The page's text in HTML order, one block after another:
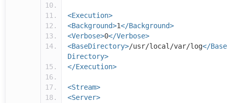
<Execution>
<Background>1</Background>
<Verbose>0</Verbose>
<BaseDirectory>/usr/local/var/log</Base
Directory>
</Execution>
<Stream>
<Server>